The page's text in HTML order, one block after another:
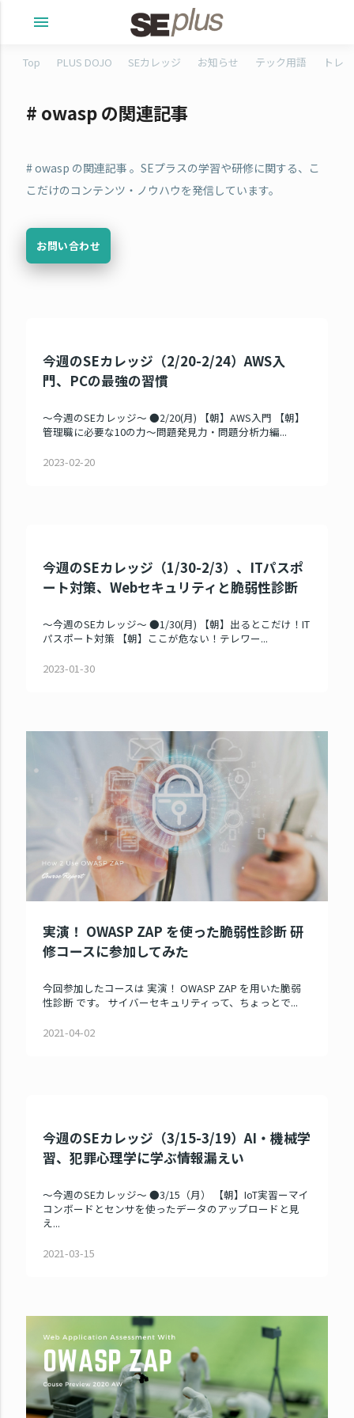
menu
Top PLUS DOJO SEカレッジ お知らせ テック用語 トレ
# owasp の関連記事
# owasp の関連記事 。SEプラスの学習や研修に関する、こ
こだけのコンテンツ・ノウハウを発信しています。
お問い合わせ
今週のSEカレッジ（2/20-2/24）AWS入
門、PCの最強の習慣
～今週のSEカレッジ～ ●2/20(月) 【朝】AWS入門 【朝】
管理職に必要な10の力～問題発見力・問題分析力編...
2023-02-20
今週のSEカレッジ（1/30-2/3）、ITパスポ
ート対策、Webセキュリティと脆弱性診断
～今週のSEカレッジ～ ●1/30(月) 【朝】出るとこだけ！IT
パスポート対策 【朝】ここが危ない！テレワー...
2023-01-30
実演！ OWASP ZAP を使った脆弱性診断 研
修コースに参加してみた
今回参加したコースは 実演！ OWASP ZAP を用いた脆弱
性診断 です。 サイバーセキュリティって、ちょっとで...
2021-04-02
今週のSEカレッジ（3/15-3/19）AI・機械学
習、犯罪心理学に学ぶ情報漏えい
～今週のSEカレッジ～ ●3/15（月） 【朝】IoT実習ーマイ
コンボードとセンサを使ったデータのアップロードと見
え...
2021-03-15